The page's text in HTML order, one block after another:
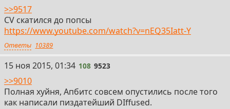
>>9517
CV скатился до попсы
https://www.youtube.com/watch?v=nEQ35Iatt-Y
Ответы 10389
108
15 ноя 2015, 01:34 108 9523
>>9010
Полная хуйня, Апбитс совсем опустились после того
как написали пиздатейший DIffused.